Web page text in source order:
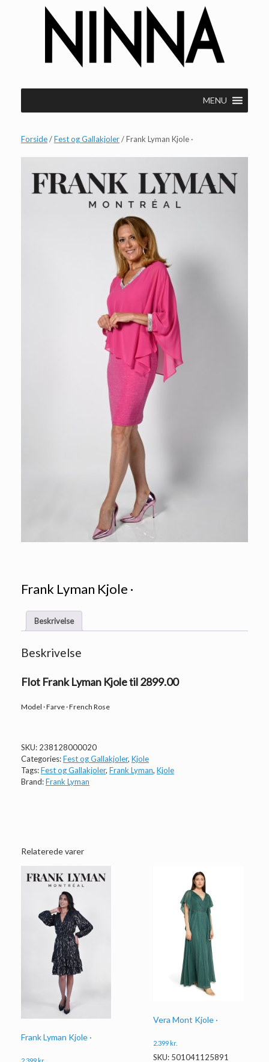
MENU
Forside/Fest og Gallakjoler/ Frank Lyman Kjole ·
Frank Lyman Kjole ·
Beskrivelse
Beskrivelse
Flot Frank Lyman Kjole til 2899.00
Model · Farve · French Rose
SKU: 238128000020
Categories:Fest og Gallakjoler, Kjole
Tags:Fest og Gallakjoler, Frank Lyman, Kjole
Brand:Frank Lyman
Relaterede varer
Frank Lyman Kjole ·
Vera Mont Kjole ·
2.399 kr.
SKU: 501041125891